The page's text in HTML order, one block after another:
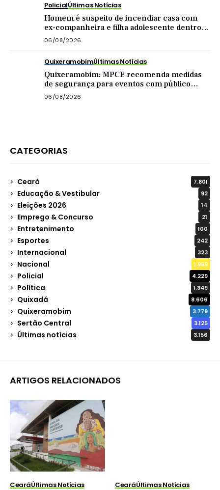
PolicialÚltimas Notícias
Homem é suspeito de incendiar casa com
ex-companheira e filha adolescente dentro
do imóvel
06/08/2026
QuixeramobimÚltimas Notícias
Quixeramobim: MPCE recomenda medidas
de segurança para eventos com público
acima de mil pessoas
06/08/2026
CATEGORIAS
Ceará 7.801
Educação & Vestibular 92
Eleições 2026 14
Emprego & Concurso 21
Entretenimento 100
Esportes 242
Internacional 323
Nacional 1.959
Policial 4.229
Política 1.349
Quixadá 8.606
Quixeramobim 3.779
Sertão Central 3.125
Últimas notícias 3.156
ARTIGOS RELACIONADOS
CearáÚltimas Notícias CearáÚltimas Notícias